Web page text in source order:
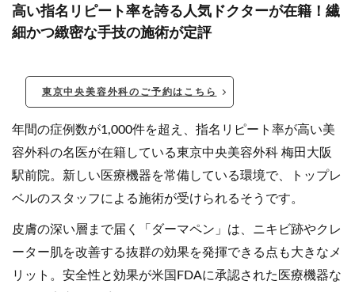
高い指名リピート率を誇る人気ドクターが在籍！繊
細かつ緻密な手技の施術が定評
東京中央美容外科のご予約はこちら
年間の症例数が1,000件を超え、指名リピート率が高い美
容外科の名医が在籍している東京中央美容外科 梅田大阪
駅前院。新しい医療機器を常備している環境で、トップレ
ベルのスタッフによる施術が受けられるそうです。
皮膚の深い層まで届く「ダーマペン」は、ニキビ跡やクレ
ーター肌を改善する抜群の効果を発揮できる点も大きなメ
リット。安全性と効果が米国FDAに承認された医療機器な